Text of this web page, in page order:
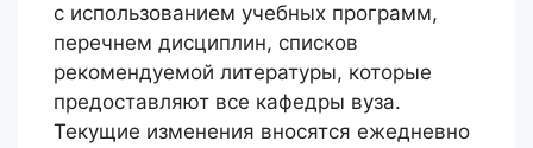
с использованием учебных программ,
перечнем дисциплин, списков
рекомендуемой литературы, которые
предоставляют все кафедры вуза.
Текущие изменения вносятся ежедневно